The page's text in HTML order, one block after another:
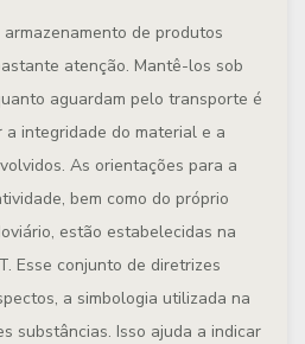
de produtos
atenção. Mantê-los sob
aguardam pelo transporte é
integridade do material e a
As orientações para a
bem como do próprio
estão estabelecidas na
Esse conjunto de diretrizes
a simbologia utilizada na
substâncias. Isso ajuda a indicar